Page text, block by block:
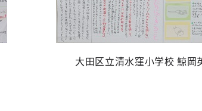
大田区立清水窪小学校 鯨岡